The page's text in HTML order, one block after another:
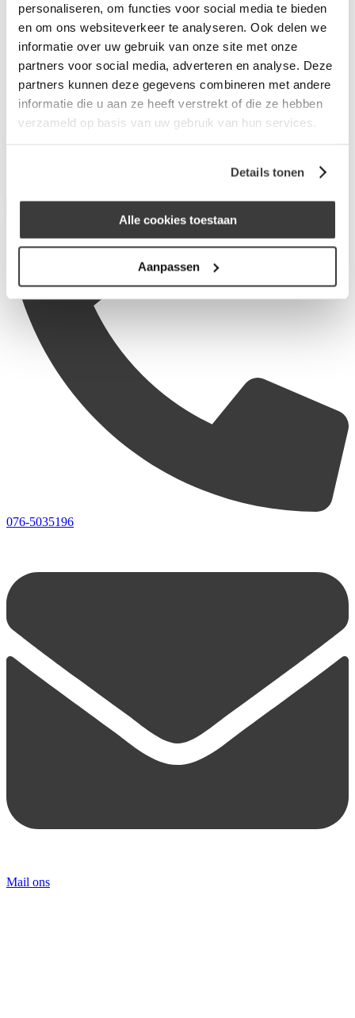
personaliseren, om functies voor social media te bieden
en om ons websiteverkeer te analyseren. Ook delen we
informatie over uw gebruik van onze site met onze
partners voor social media, adverteren en analyse. Deze
partners kunnen deze gegevens combineren met andere
informatie die u aan ze heeft verstrekt of die ze hebben
verzameld op basis van uw gebruik van hun services.
Details tonen
Alle cookies toestaan
Aanpassen
Nieuws van Merius Hypotheken
Werken bij Merius Hypotheken
Veelgestelde vragen
Inloggen
Rovers Van Hoof
076-5035196
Mail ons